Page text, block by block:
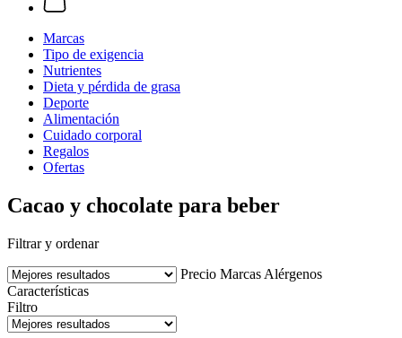
Marcas
Tipo de exigencia
Nutrientes
Dieta y pérdida de grasa
Deporte
Alimentación
Cuidado corporal
Regalos
Ofertas
Cacao y chocolate para beber
Filtrar y ordenar
Precio Marcas Alérgenos
Características
Filtro